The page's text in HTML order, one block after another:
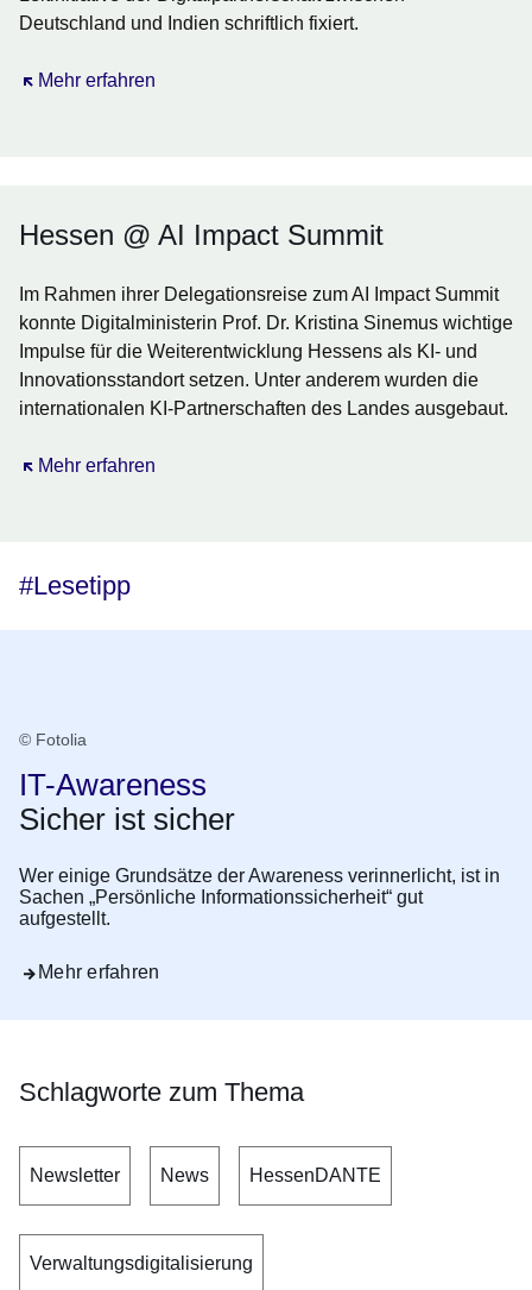
Deutschland und Indien schriftlich fixiert.
Mehr erfahren
Öffnet sich in einem neuen Fenster
Hessen @ AI Impact Summit
Im Rahmen ihrer Delegationsreise zum AI Impact Summit
konnte Digitalministerin Prof. Dr. Kristina Sinemus wichtige
Impulse für die Weiterentwicklung Hessens als KI- und
Innovationsstandort setzen. Unter anderem wurden die
internationalen KI-Partnerschaften des Landes ausgebaut.
Mehr erfahren
Öffnet sich in einem neuen Fenster
#Lesetipp
© Fotolia
IT-Awareness
Sicher ist sicher
Wer einige Grundsätze der Awareness verinnerlicht, ist in
Sachen „Persönliche Informationssicherheit“ gut
aufgestellt.
Mehr erfahren
Schlagworte zum Thema
Newsletter News HessenDANTE
Verwaltungsdigitalisierung